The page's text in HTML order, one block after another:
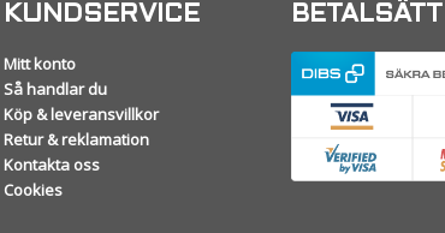
KUNDSERVICE
Mitt konto
Så handlar du
Köp & leveransvillkor
Retur & reklamation
Kontakta oss
Cookies
BETALSÄTT